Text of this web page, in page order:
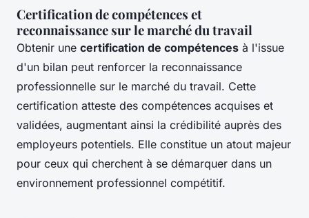
Certification de compétences et
reconnaissance sur le marché du travail
Obtenir une certification de compétences à l'issue
d'un bilan peut renforcer la reconnaissance
professionnelle sur le marché du travail. Cette
certification atteste des compétences acquises et
validées, augmentant ainsi la crédibilité auprès des
employeurs potentiels. Elle constitue un atout majeur
pour ceux qui cherchent à se démarquer dans un
environnement professionnel compétitif.